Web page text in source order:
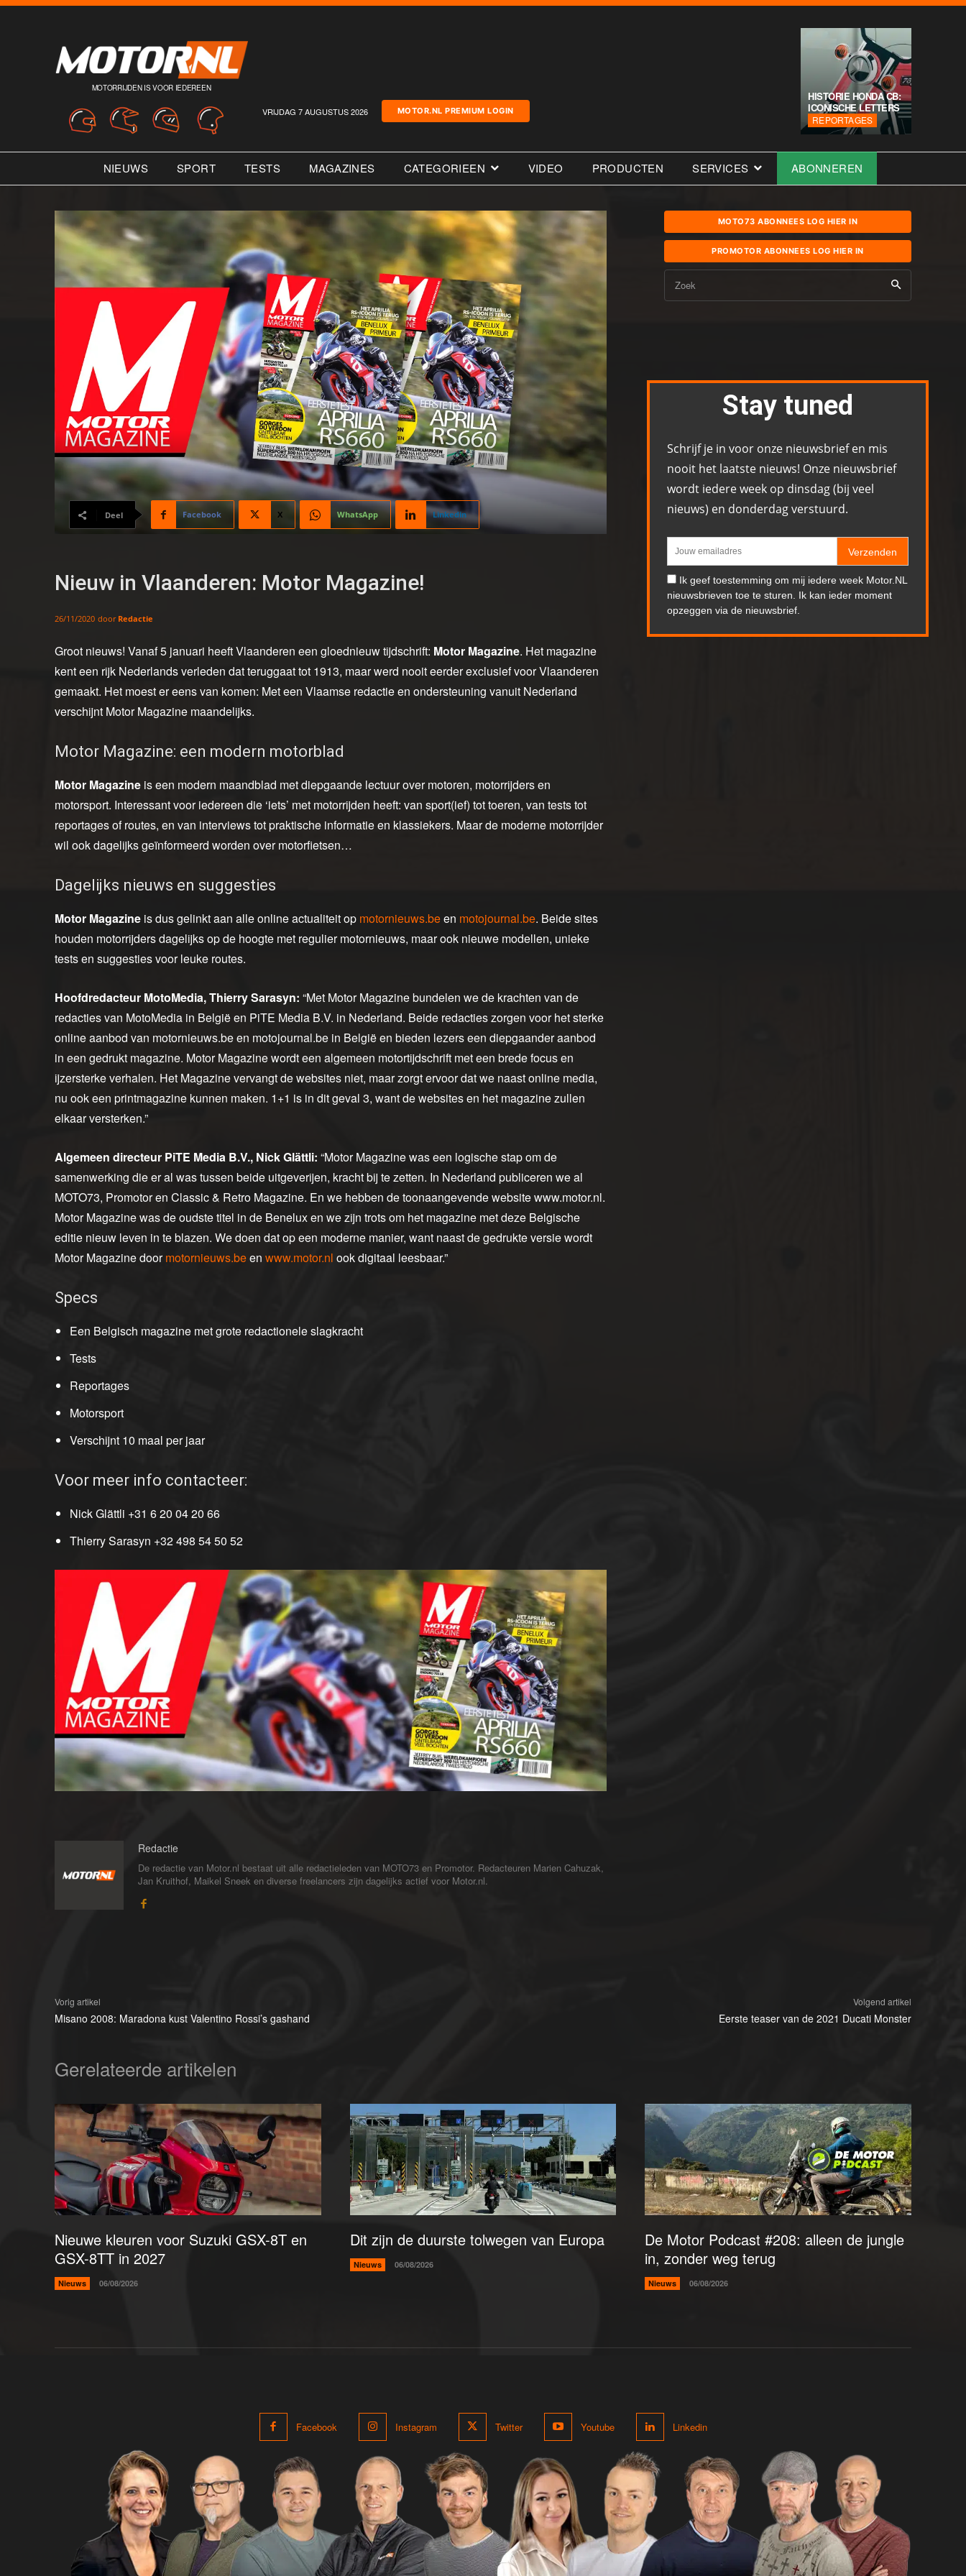
MOTORRIJDEN IS VOOR IEDEREEN
VRIJDAG 7 AUGUSTUS 2026 MOTOR.NL PREMIUM LOGIN
HISTORIE HONDA CB:
ICONISCHE LETTERS
REPORTAGES
NIEUWS SPORT TESTS MAGAZINES CATEGORIEEN VIDEO PRODUCTEN SERVICES ABONNEREN
Deel Facebook X WhatsApp Linkedin
Nieuw in Vlaanderen: Motor Magazine!
26/11/2020 door Redactie
Groot nieuws! Vanaf 5 januari heeft Vlaanderen een gloednieuw tijdschrift: Motor Magazine. Het magazine
kent een rijk Nederlands verleden dat teruggaat tot 1913, maar werd nooit eerder exclusief voor Vlaanderen
gemaakt. Het moest er eens van komen: Met een Vlaamse redactie en ondersteuning vanuit Nederland
verschijnt Motor Magazine maandelijks.
Motor Magazine: een modern motorblad
Motor Magazine is een modern maandblad met diepgaande lectuur over motoren, motorrijders en
motorsport. Interessant voor iedereen die ‘iets’ met motorrijden heeft: van sport(ief) tot toeren, van tests tot
reportages of routes, en van interviews tot praktische informatie en klassiekers. Maar de moderne motorrijder
wil ook dagelijks geïnformeerd worden over motorfietsen…
Dagelijks nieuws en suggesties
Motor Magazine is dus gelinkt aan alle online actualiteit op motornieuws.been motojournal.be. Beide sites
houden motorrijders dagelijks op de hoogte met regulier motornieuws, maar ook nieuwe modellen, unieke
tests en suggesties voor leuke routes.
Hoofdredacteur MotoMedia, Thierry Sarasyn: “Met Motor Magazine bundelen we de krachten van de
redacties van MotoMedia in België en PiTE Media B.V. in Nederland. Beide redacties zorgen voor het sterke
online aanbod van motornieuws.be en motojournal.be in België en bieden lezers een diepgaander aanbod
in een gedrukt magazine. Motor Magazine wordt een algemeen motortijdschrift met een brede focus en
ijzersterke verhalen. Het Magazine vervangt de websites niet, maar zorgt ervoor dat we naast online media,
nu ook een printmagazine kunnen maken. 1+1 is in dit geval 3, want de websites en het magazine zullen
elkaar versterken.”
Algemeen directeur PiTE Media B.V., Nick Glättli: “Motor Magazine was een logische stap om de
samenwerking die er al was tussen beide uitgeverijen, kracht bij te zetten. In Nederland publiceren we al
MOTO73, Promotor en Classic & Retro Magazine. En we hebben de toonaangevende website www.motor.nl.
Motor Magazine was de oudste titel in de Benelux en we zijn trots om het magazine met deze Belgische
editie nieuw leven in te blazen. We doen dat op een moderne manier, want naast de gedrukte versie wordt
Motor Magazine doormotornieuws.been www.motor.nl ook digitaal leesbaar.”
Specs
Een Belgisch magazine met grote redactionele slagkracht
Tests
Reportages
Motorsport
Verschijnt 10 maal per jaar
Voor meer info contacteer:
Nick Glättli +31 6 20 04 20 66
Thierry Sarasyn +32 498 54 50 52
Redactie
De redactie van Motor.nl bestaat uit alle redactieleden van MOTO73 en Promotor. Redacteuren Marien Cahuzak,
Jan Kruithof, Maikel Sneek en diverse freelancers zijn dagelijks actief voor Motor.nl.
MOTO73 ABONNEES LOG HIER IN
PROMOTOR ABONNEES LOG HIER IN
Zoek
Stay tuned
Schrijf je in voor onze nieuwsbrief en mis
nooit het laatste nieuws! Onze nieuwsbrief
wordt iedere week op dinsdag (bij veel
nieuws) en donderdag verstuurd.
Verzenden
Ik geef toestemming om mij iedere week Motor.NL
nieuwsbrieven toe te sturen. Ik kan ieder moment
opzeggen via de nieuwsbrief.
Vorig artikel
Misano 2008: Maradona kust Valentino Rossi’s gashand
Volgend artikel
Eerste teaser van de 2021 Ducati Monster
Gerelateerde artikelen
Nieuwe kleuren voor Suzuki GSX-8T en
GSX-8TT in 2027
Nieuws 06/08/2026
Dit zijn de duurste tolwegen van Europa
Nieuws 06/08/2026
De Motor Podcast #208: alleen de jungle
in, zonder weg terug
Nieuws 06/08/2026
Facebook Instagram Twitter Youtube Linkedin